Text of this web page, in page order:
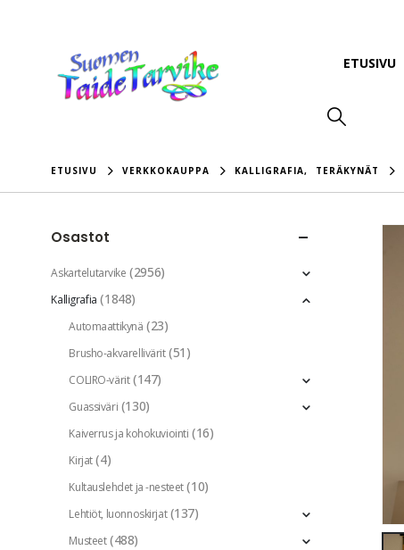
ETUSIVU
ETUSIVU VERKKOKAUPPA KALLIGRAFIA, TERÄKYNÄT
Osastot
Askartelutarvike (2956)
Kalligrafia (1848)
Automaattikynä (23)
Brusho-akvarellivärit (51)
COLIRO-värit (147)
Guassiväri (130)
Kaiverrus ja kohokuviointi (16)
Kirjat (4)
Kultauslehdet ja -nesteet (10)
Lehtiöt, luonnoskirjat (137)
Musteet (488)